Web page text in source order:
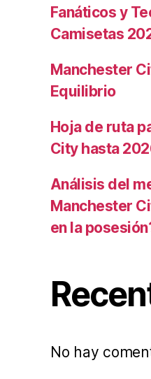
Fanáticos y
Camisetas
Manchester
Equilibrio
Hoja de ruta
City hasta
Análisis del
Manchester
en la
No hay